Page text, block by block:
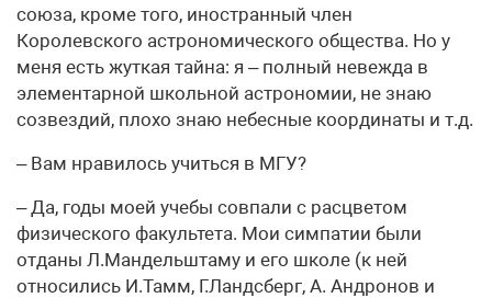
союза, кроме того, иностранный член
Королевского астрономического общества. Но у
меня есть жуткая тайна: я – полный невежда в
элементарной школьной астрономии, не знаю
созвездий, плохо знаю небесные координаты и т.д.
– Вам нравилось учиться в МГУ?
– Да, годы моей учебы совпали с расцветом
физического факультета. Мои симпатии были
отданы Л.Мандельштаму и его школе (к ней
относились И.Тамм, Г.Ландсберг, А. Андронов и